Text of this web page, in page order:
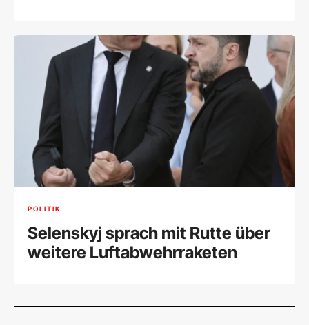
POLITIK
Selenskyj sprach mit Rutte über
weitere Luftabwehrraketen